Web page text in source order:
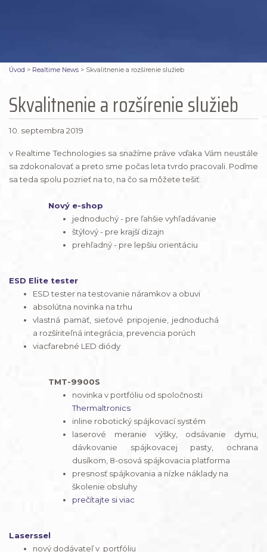
Úvod > Realtime News > Skvalitnenie a rozšírenie služieb
Skvalitnenie a rozšírenie služieb
10. septembra 2019
v Realtime Technologies sa snažíme práve vďaka Vám neustále
sa zdokonalovať a preto sme počas leta tvrdo pracovali. Poďme
sa teda spolu pozrieť na to, na čo sa môžete tešiť:
Nový e-shop
jednoduchý - pre ľahšie vyhľadávanie
štýlový - pre krajší dizajn
prehľadný - pre lepšiu orientáciu
ESD Elite tester
ESD tester na testovanie náramkov a obuvi
absolútna novinka na trhu
vlastná pamäť, sieťové pripojenie, jednoduchá
a rozšíriteľná integrácia, prevencia porúch
viacfarebné LED diódy
TMT-9900S
novinka v portfóliu od spoločnosti
Thermaltronics
inline robotický spájkovací systém
laserové meranie výšky, odsávanie dymu,
dávkovanie spájkovacej pasty, ochrana
dusíkom, 8-osová spájkovacia platforma
presnosť spájkovania a nízke náklady na
školenie obsluhy
prečítajte si viac
Laserssel
nový dodávateľ v portfóliu